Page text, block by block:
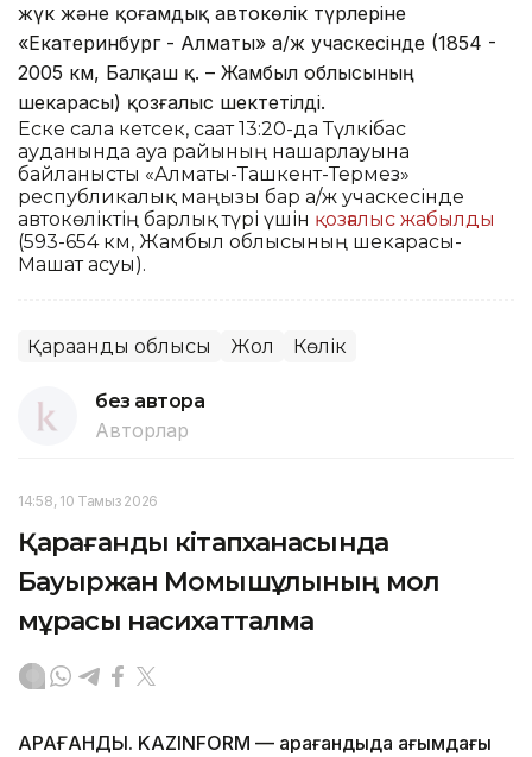
жүк және қоғамдық автокөлік түрлеріне
«Екатеринбург - Алматы» а/ж учаскесінде (1854 -
2005 км, Балқаш қ. – Жамбыл облысының
шекарасы) қозғалыс шектетілді.
Еске сала кетсек, сағат 13:20-да Түлкібас
ауданында ауа райының нашарлауына
байланысты «Алматы-Ташкент-Термез»
республикалық маңызы бар а/ж учаскесінде
автокөліктің барлық түрі үшін қозғалыс жабылды
(593-654 км, Жамбыл облысының шекарасы-
Машат асуы).
Қарағанды облысы Жол Көлік
без автора
Авторлар
14:58, 10 Тамыз 2026
Қарағанды кітапханасында
Бауыржан Момышұлының мол
мұрасы насихатталмақ
ҚАРАҒАНДЫ. KAZINFORM — Қарағандыда ағымдағы